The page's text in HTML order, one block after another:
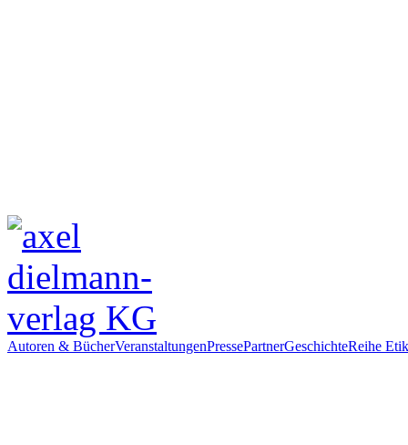
Autoren & BücherVeranstaltungenPressePartnerGeschichteReihe